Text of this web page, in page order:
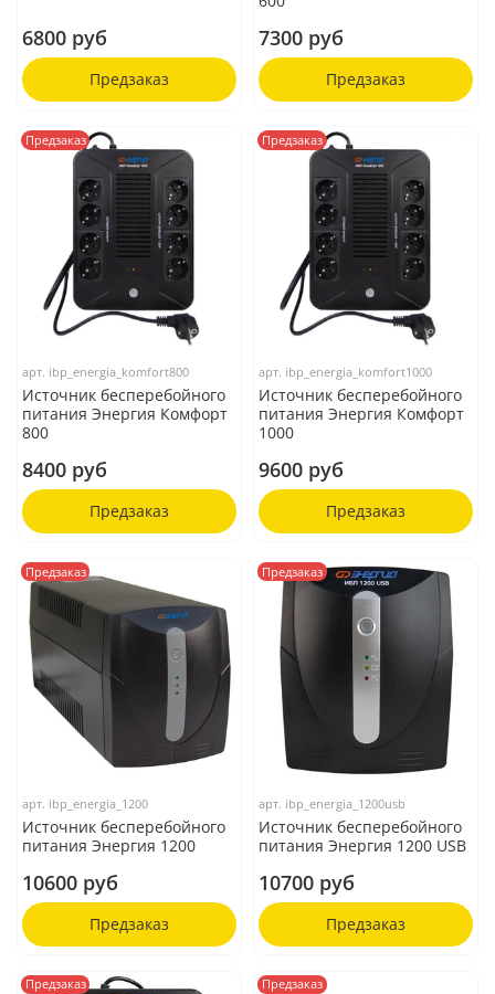
6800 руб
Предзаказ
7300 руб
Предзаказ
Предзаказ
арт. ibp_energia_komfort800
Источник бесперебойного
питания Энергия Комфорт
800
8400 руб
Предзаказ
Предзаказ
арт. ibp_energia_komfort1000
Источник бесперебойного
питания Энергия Комфорт
1000
9600 руб
Предзаказ
Предзаказ
арт. ibp_energia_1200
Источник бесперебойного
питания Энергия 1200
10600 руб
Предзаказ
Предзаказ
арт. ibp_energia_1200usb
Источник бесперебойного
питания Энергия 1200 USB
10700 руб
Предзаказ
Предзаказ Предзаказ